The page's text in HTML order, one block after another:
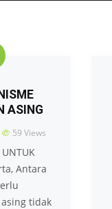
ASING
59 Views
UNTUK
Antara
tidak